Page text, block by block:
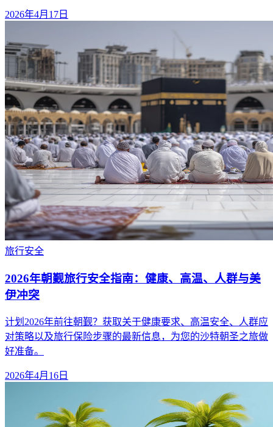
2026年4月17日
旅行安全
2026年朝觐旅行安全指南：健康、高温、人群与美
伊冲突
计划2026年前往朝觐？获取关于健康要求、高温安全、人群应
对策略以及旅行保险步骤的最新信息，为您的沙特朝圣之旅做
好准备。
2026年4月16日